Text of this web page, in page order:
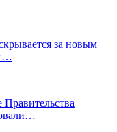
за новым